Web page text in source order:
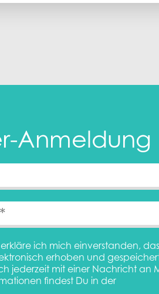
Anmeldung
ich mich einverstanden,
erhoben und
jederzeit mit einer Nachricht an
findest Du in der